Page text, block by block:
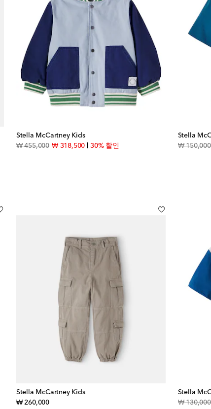
Stella McCartney Kids
₩ 455,000original price
₩ 318,500discount price
30% 할인
Stella
₩ 150,000
Stella McCartney Kids
₩ 260,000original price
Stella
₩ 130,000